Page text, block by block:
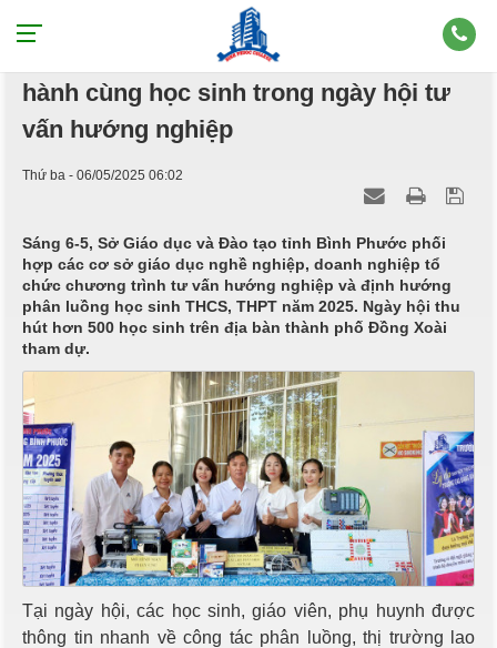
Trường Cao đẳng Bình Phước đồng
hành cùng học sinh trong ngày hội tư
vấn hướng nghiệp
Thứ ba - 06/05/2025 06:02
Sáng 6-5, Sở Giáo dục và Đào tạo tỉnh Bình Phước phối
hợp các cơ sở giáo dục nghề nghiệp, doanh nghiệp tổ
chức chương trình tư vấn hướng nghiệp và định hướng
phân luồng học sinh THCS, THPT năm 2025. Ngày hội thu
hút hơn 500 học sinh trên địa bàn thành phố Đồng Xoài
tham dự.
Tại ngày hội, các học sinh, giáo viên, phụ huynh được
thông tin nhanh về công tác phân luồng, thị trường lao